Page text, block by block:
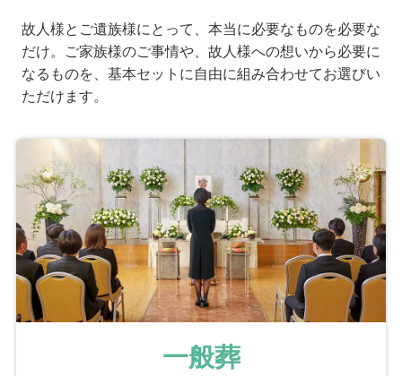
故人様とご遺族様にとって、本当に必要なものを必要な
だけ。ご家族様のご事情や、故人様への想いから必要に
なるものを、基本セットに自由に組み合わせてお選びい
ただけます。
一般葬